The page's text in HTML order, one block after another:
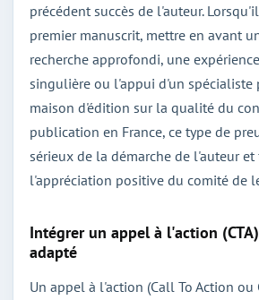
précédent succès de l'auteur.
premier manuscrit, mettre en avant
recherche approfondi, une
singulière ou l'appui d'un spécialiste
maison d'édition sur la qualité du
publication en France, ce type de
sérieux de la démarche de l'auteur et
l'appréciation positive du comité de
Intégrer un appel à l'action
adapté
Un appel à l'action (Call To Action ou